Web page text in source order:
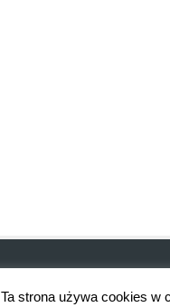
Ta strona używa cookies w